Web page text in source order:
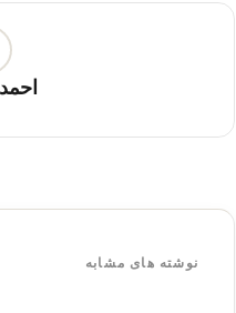
نوشته های مشابه